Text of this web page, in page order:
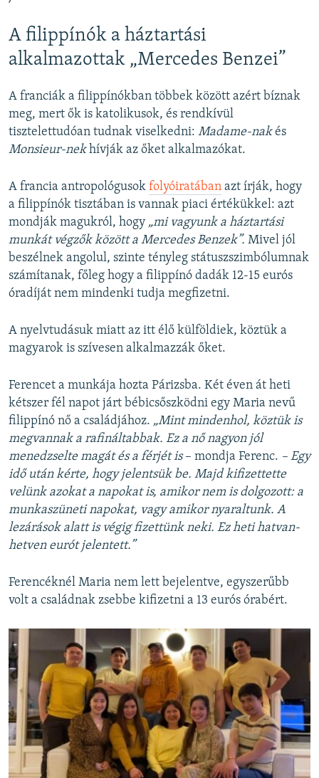
A filippínók a háztartási
alkalmazottak „Mercedes Benzei”
A franciák a filippínókban többek között azért bíznak
meg, mert ők is katolikusok, és rendkívül
tisztelettudóan tudnak viselkedni: Madame-nakés
Monsieur-nekhívják az őket alkalmazókat.
A francia antropológusok folyóiratában azt írják, hogy
a filippínók tisztában is vannak piaci értékükkel: azt
mondják magukról, hogy „mi vagyunk a háztartási
munkát végzők között a Mercedes Benzek”. Mivel jól
beszélnek angolul, szinte tényleg státuszszimbólumnak
számítanak, főleg hogy a filippínó dadák 12-15 eurós
óradíját nem mindenki tudja megfizetni.
A nyelvtudásuk miatt az itt élő külföldiek, köztük a
magyarok is szívesen alkalmazzák őket.
Ferencet a munkája hozta Párizsba. Két éven át heti
kétszer fél napot járt bébicsőszködni egy Maria nevű
filippínó nő a családjához. „Mint mindenhol, köztük is
megvannak a rafináltabbak. Ez a nő nagyon jól
menedzselte magát és a férjét is– mondja Ferenc. – Egy
idő után kérte, hogy jelentsük be. Majd kifizettette
velünk azokat a napokat is, amikor nem is dolgozott: a
munkaszüneti napokat, vagy amikor nyaraltunk. A
lezárások alatt is végig fizettünk neki. Ez heti hatvan-
hetven eurót jelentett.”
Ferencéknél Maria nem lett bejelentve, egyszerűbb
volt a családnak zsebbe kifizetni a 13 eurós órabért.